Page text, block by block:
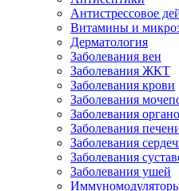
Антистрессовое
Витамины и
Дерматология
Заболевания вен
Заболевания ЖКТ
Заболевания крови
Заболевания
Заболевания
Заболевания
Заболевания
Заболевания
Заболевания ушей